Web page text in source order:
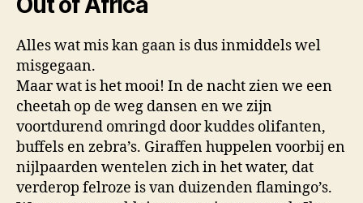
Alles wat mis kan gaan is dus inmiddels wel
misgegaan.
Maar wat is het mooi! In de nacht zien we een
cheetah op de weg dansen en we zijn
voortdurend omringd door kuddes olifanten,
buffels en zebra’s. Giraffen huppelen voorbij en
nijlpaarden wentelen zich in het water, dat
verderop felroze is van duizenden flamingo’s.